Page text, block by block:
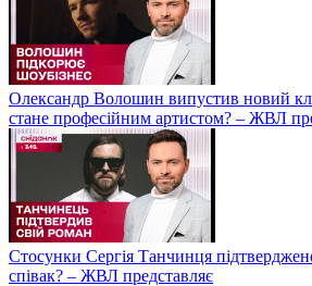
Олександр Волошин випустив новий
стане професійним артистом? – ЖВЛ
Стосунки Сергія Танчинця
співак? – ЖВЛ представляє